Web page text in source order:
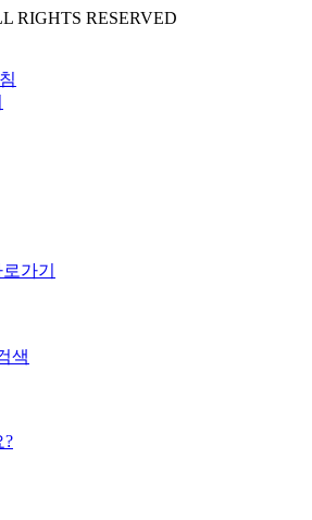
RIGHTS RESERVED
가기
색
?